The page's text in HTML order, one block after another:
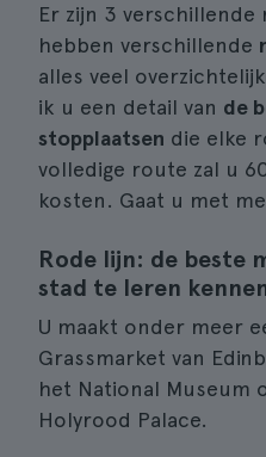
Er zijn 3
hebben verschillende
alles veel
ik u een detail van de
stopplaatsen die elke
volledige route zal u
kosten. Gaat u met
Rode lijn: de beste
stad te leren
U maakt onder meer
Grassmarket van
het National Museum
Holyrood Palace.